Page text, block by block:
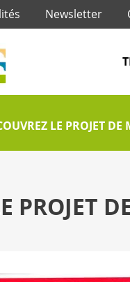
Newsletter
LE PROJET
PROJET